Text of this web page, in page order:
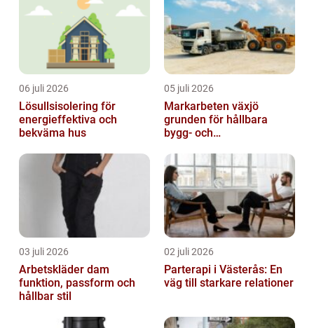
06 juli 2026
Lösullsisolering för
energieffektiva och
bekväma hus
05 juli 2026
Markarbeten växjö
grunden för hållbara
bygg- och
03 juli 2026
Arbetskläder dam
funktion, passform och
hållbar stil
02 juli 2026
Parterapi i Västerås: En
väg till starkare relationer